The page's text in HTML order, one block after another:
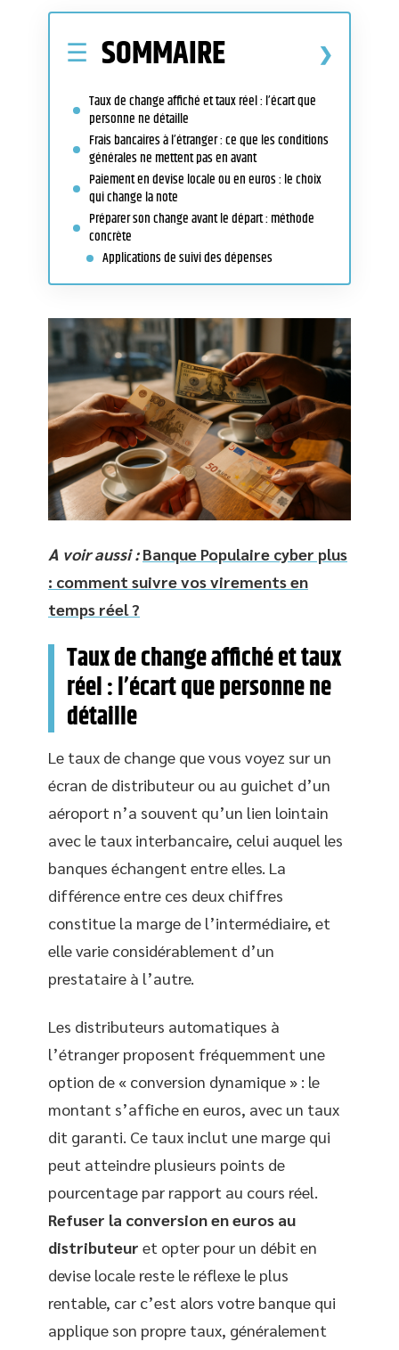
SOMMAIRE
Taux de change affiché et taux réel : l’écart que
personne ne détaille
Frais bancaires à l’étranger : ce que les conditions
générales ne mettent pas en avant
Paiement en devise locale ou en euros : le choix
qui change la note
Préparer son change avant le départ : méthode
concrète
Applications de suivi des dépenses
A voir aussi : Banque Populaire cyber plus
: comment suivre vos virements en
temps réel ?
Taux de change affiché et taux
réel : l’écart que personne ne
détaille
Le taux de change que vous voyez sur un
écran de distributeur ou au guichet d’un
aéroport n’a souvent qu’un lien lointain
avec le taux interbancaire, celui auquel les
banques échangent entre elles. La
différence entre ces deux chiffres
constitue la marge de l’intermédiaire, et
elle varie considérablement d’un
prestataire à l’autre.
Les distributeurs automatiques à
l’étranger proposent fréquemment une
option de « conversion dynamique » : le
montant s’affiche en euros, avec un taux
dit garanti. Ce taux inclut une marge qui
peut atteindre plusieurs points de
pourcentage par rapport au cours réel.
Refuser la conversion en euros au
distributeur et opter pour un débit en
devise locale reste le réflexe le plus
rentable, car c’est alors votre banque qui
applique son propre taux, généralement